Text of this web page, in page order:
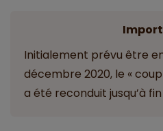
Initialement prévu être en
décembre 2020, le «
a été reconduit jusqu’à fin